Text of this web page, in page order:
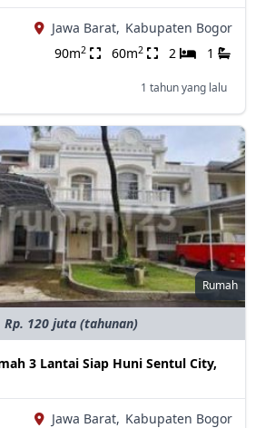
Jawa Barat, Kabupaten Bogor
90m2 60m2 2 1
1 tahun yang lalu
Rumah
Rp. 120 juta (tahunan)
3 Lantai Siap Huni Sentul City,
Jawa Barat, Kabupaten Bogor